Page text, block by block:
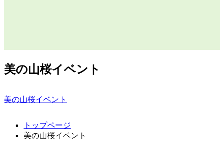
美の山桜イベント
美の山桜イベント
トップページ
美の山桜イベント